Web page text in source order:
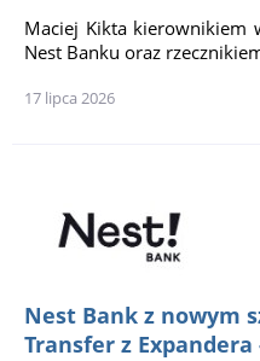
Maciej Kikta kierownikiem
Nest Banku oraz
17 lipca 2026
Nest Bank z nowym
Transfer z